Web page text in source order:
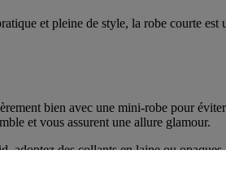
et pleine de style, la robe courte
bien avec une mini-robe pour
et vous assurent une allure glamour.
des collants en laine ou
à côtes ou à torsades à mi-mollet